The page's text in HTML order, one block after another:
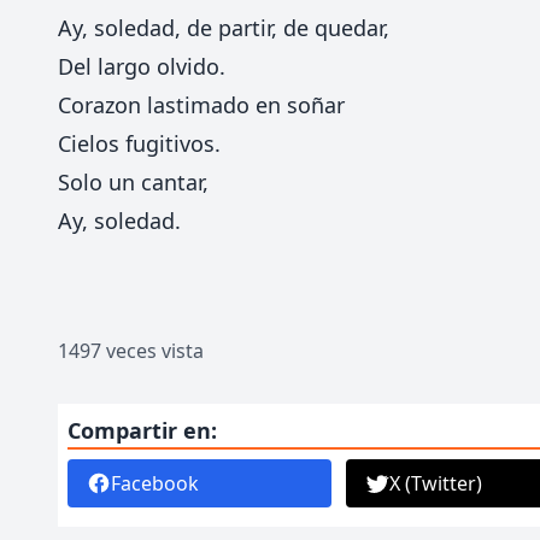
Ay, soledad, de partir, de quedar,
Del largo olvido.
Corazon lastimado en soñar
Cielos fugitivos.
Solo un cantar,
Ay, soledad.
1497 veces vista
Compartir en:
Facebook X (Twitter)